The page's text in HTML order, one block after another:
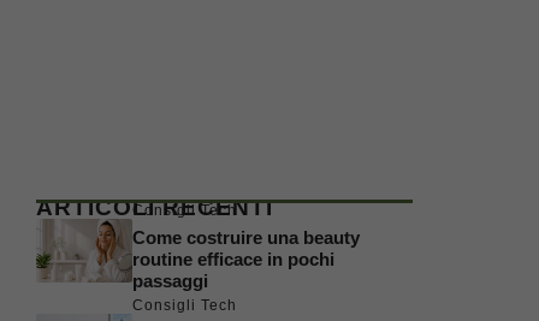
ARTICOLI RECENTI
Consigli Tech
Come costruire una beauty
routine efficace in pochi
passaggi
Consigli Tech